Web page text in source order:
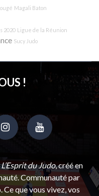
Magali Baton
2020 Ligue de la Réunion
Sucy Judo
!
L’Esprit du Judo, créé en
Communauté par
Ce que vous vivez, vos